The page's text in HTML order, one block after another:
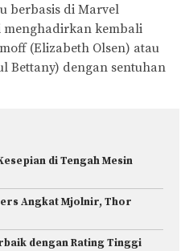
berbasis di Marvel
menghadirkan kembali
(Elizabeth Olsen) atau
Bettany) dengan sentuhan
di Tengah Mesin
Angkat Mjolnir, Thor
dengan Rating Tinggi